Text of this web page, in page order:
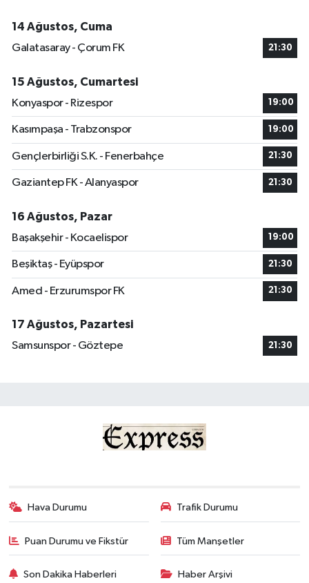
14 Ağustos, Cuma
Galatasaray - Çorum FK
21:30
15 Ağustos, Cumartesi
Konyaspor - Rizespor
19:00
Kasımpaşa - Trabzonspor 19:00
Gençlerbirliği S.K. - Fenerbahçe 21:30
Gaziantep FK - Alanyaspor 21:30
16 Ağustos, Pazar
Başakşehir - Kocaelispor
19:00
Beşiktaş - Eyüpspor 21:30
Amed - Erzurumspor FK 21:30
17 Ağustos, Pazartesi
Samsunspor - Göztepe
21:30
Hava Durumu Trafik Durumu
Puan Durumu ve Fikstür Tüm Manşetler
Son Dakika Haberleri Haber Arşivi